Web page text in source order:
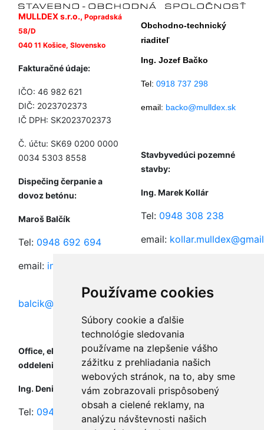
Používame cookies
Súbory cookie a ďalšie
technológie sledovania
používame na zlepšenie vášho
zážitku z prehliadania našich
webových stránok, na to, aby sme
vám zobrazovali prispôsobený
obsah a cielené reklamy, na
analýzu návštevnosti našich
MULLDEX s.r.o., Popradská
58/D
040 11 Košice, Slovensko
Fakturačné údaje:
IČO: 46 982 621
DIČ: 2023702373
IČ DPH: SK2023702373
Č. účtu: SK69 0200 0000
0034 5303 8558
Dispečing čerpanie a
dovoz betónu:
Maroš Balčík
Tel: 0948 692 694
email: info@mulldex.sk
balcik@mulldex.sk
Office, ekonomické
oddelenie:
Ing. Denisa Straková
Tel: 0948 095 111
Obchodno-technický
riaditeľ
Ing. Jozef Bačko
Tel: 0918 737 298
email: backo@mulldex.sk
Stavbyvedúci pozemné
stavby:
Ing. Marek Kollár
Tel: 0948 308 238
email:
Stavbyvedúci inžinierské
stavby:
Ing. Roman Farkaš
Tel:0917 350 902
email:
farkas.mulldex@gmail.com
Navigácia: N48°43'23.5"